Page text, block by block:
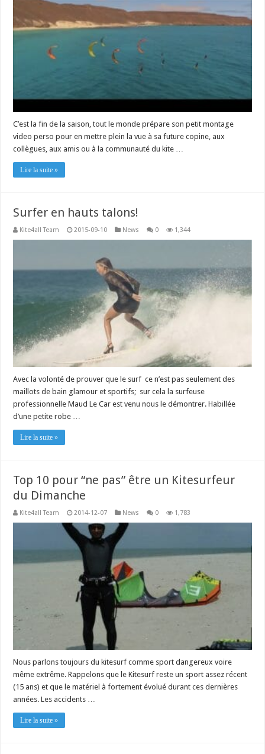
C’est la fin de la saison, tout le monde prépare son petit montage
video perso pour en mettre plein la vue à sa future copine, aux
collègues, aux amis ou à la communauté du kite …
Lire la suite »
Surfer en hauts talons!
Kite4all Team 2015-09-10 News 0 1,344
Avec la volonté de prouver que le surf ce n’est pas seulement des
maillots de bain glamour et sportifs; sur cela la surfeuse
professionnelle Maud Le Car est venu nous le démontrer. Habillée
d’une petite robe …
Lire la suite »
Top 10 pour “ne pas” être un Kitesurfeur
du Dimanche
Kite4all Team 2014-12-07 News 0 1,783
Nous parlons toujours du kitesurf comme sport dangereux voire
même extrême. Rappelons que le Kitesurf reste un sport assez récent
(15 ans) et que le matériel à fortement évolué durant ces dernières
années. Les accidents …
Lire la suite »